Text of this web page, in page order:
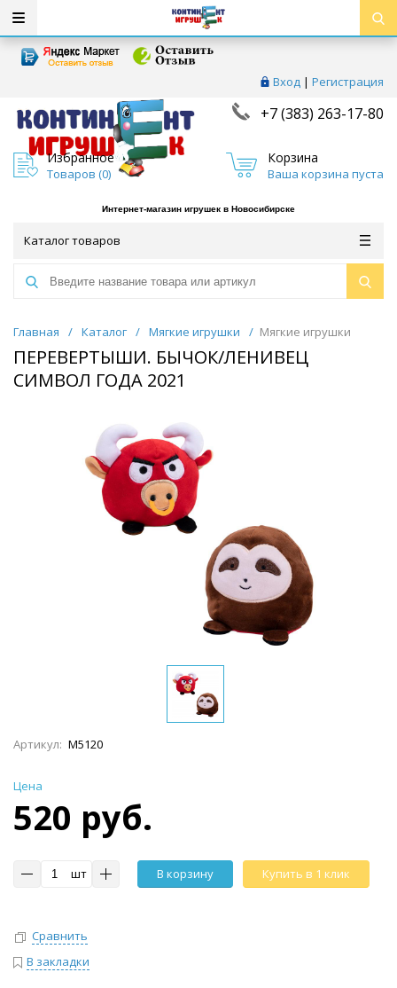
Вход | Регистрация
+7 (383) 263-17-80
Избранное
Товаров (0)
Корзина
Ваша корзина пуста
Интернет-магазин игрушек в Новосибирске
Каталог товаров
Главная / Каталог / Мягкие игрушки / Мягкие игрушки
ПЕРЕВЕРТЫШИ. БЫЧОК/ЛЕНИВЕЦ
СИМВОЛ ГОДА 2021
Артикул: M5120
Цена
520 руб.
шт В корзину Купить в 1 клик
Сравнить
В закладки